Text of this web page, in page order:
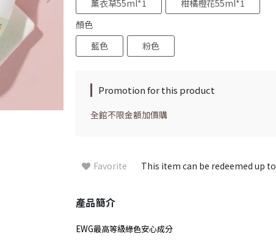
薰衣草55ml*1
柑橘橙花55ml*1
顏色
藍色
粉色
Promotion for this product
全館不限金額加價購
Favorite This item can be redeemed up to
產品簡介
EWG最高等級綠色安心成分